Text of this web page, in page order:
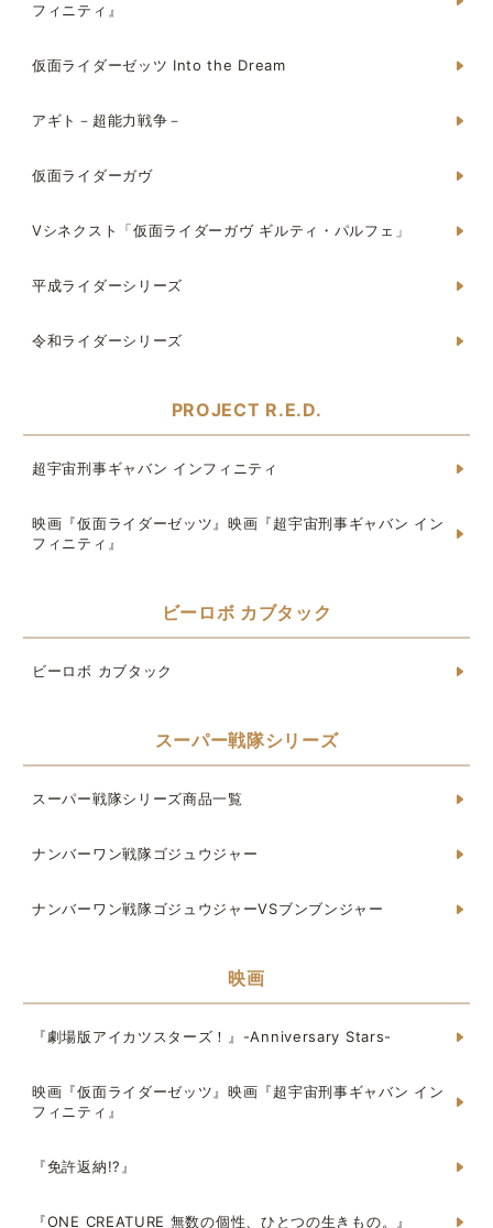
フィニティ』
仮面ライダーゼッツ Into the Dream
アギト－超能力戦争－
仮面ライダーガヴ
Vシネクスト「仮面ライダーガヴ ギルティ・パルフェ」
平成ライダーシリーズ
令和ライダーシリーズ
PROJECT R.E.D.
超宇宙刑事ギャバン インフィニティ
映画『仮面ライダーゼッツ』映画『超宇宙刑事ギャバン イン
フィニティ』
ビーロボ カブタック
ビーロボ カブタック
スーパー戦隊シリーズ
スーパー戦隊シリーズ商品一覧
ナンバーワン戦隊ゴジュウジャー
ナンバーワン戦隊ゴジュウジャーVSブンブンジャー
映画
『劇場版アイカツスターズ！』-Anniversary Stars-
映画『仮面ライダーゼッツ』映画『超宇宙刑事ギャバン イン
フィニティ』
『免許返納!?』
『ONE CREATURE 無数の個性、ひとつの生きもの。』